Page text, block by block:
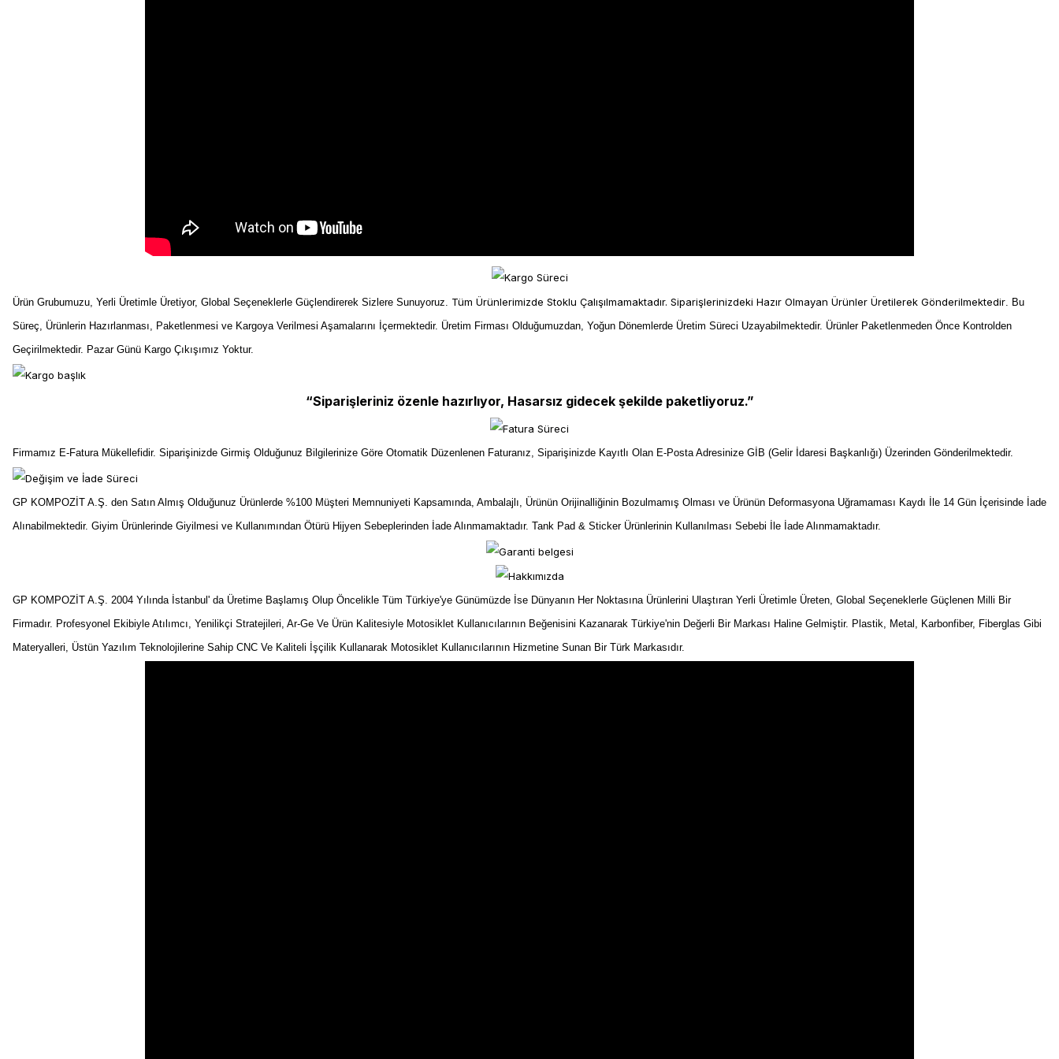
Ürün Grubumuzu, Yerli Üretimle Üretiyor, Global Seçeneklerle Güçlendirerek Sizlere Sunuyoruz. Tüm Ürünlerimizde Stoklu Çalışılmamaktadır. Siparişlerinizdeki Hazır Olmayan Ürünler Üretilerek Gönderilmektedir. Bu
Süreç, Ürünlerin Hazırlanması, Paketlenmesi ve Kargoya Verilmesi Aşamalarını İçermektedir. Üretim Firması Olduğumuzdan, Yoğun Dönemlerde Üretim Süreci Uzayabilmektedir. Ürünler Paketlenmeden Önce Kontrolden
Geçirilmektedir. Pazar Günü Kargo Çıkışımız Yoktur.
“Siparişleriniz özenle hazırlıyor, Hasarsız gidecek şekilde paketliyoruz.”
Firmamız E-Fatura Mükellefidir. Siparişinizde Girmiş Olduğunuz Bilgilerinize Göre Otomatik Düzenlenen Faturanız, Siparişinizde Kayıtlı Olan E-Posta Adresinize GİB (Gelir İdaresi Başkanlığı) Üzerinden Gönderilmektedir.
GP KOMPOZİT A.Ş. den Satın Almış Olduğunuz Ürünlerde %100 Müşteri Memnuniyeti Kapsamında, Ambalajlı, Ürünün Orijinalliğinin Bozulmamış Olması ve Ürünün Deformasyona Uğramaması Kaydı İle 14 Gün İçerisinde İade
Alınabilmektedir. Giyim Ürünlerinde Giyilmesi ve Kullanımından Ötürü Hijyen Sebeplerinden İade Alınmamaktadır. Tank Pad & Sticker Ürünlerinin Kullanılması Sebebi İle İade Alınmamaktadır.
GP KOMPOZİT A.Ş. 2004 Yılında İstanbul' da Üretime Başlamış Olup Öncelikle Tüm Türkiye'ye Günümüzde İse Dünyanın Her Noktasına Ürünlerini Ulaştıran Yerli Üretimle Üreten, Global Seçeneklerle Güçlenen Milli Bir
Firmadır. Profesyonel Ekibiyle Atılımcı, Yenilikçi Stratejileri, Ar-Ge Ve Ürün Kalitesiyle Motosiklet Kullanıcılarının Beğenisini Kazanarak Türkiye'nin Değerli Bir Markası Haline Gelmiştir. Plastik, Metal, Karbonfiber, Fiberglas Gibi
Materyalleri, Üstün Yazılım Teknolojilerine Sahip CNC Ve Kaliteli İşçilik Kullanarak Motosiklet Kullanıcılarının Hizmetine Sunan Bir Türk Markasıdır.